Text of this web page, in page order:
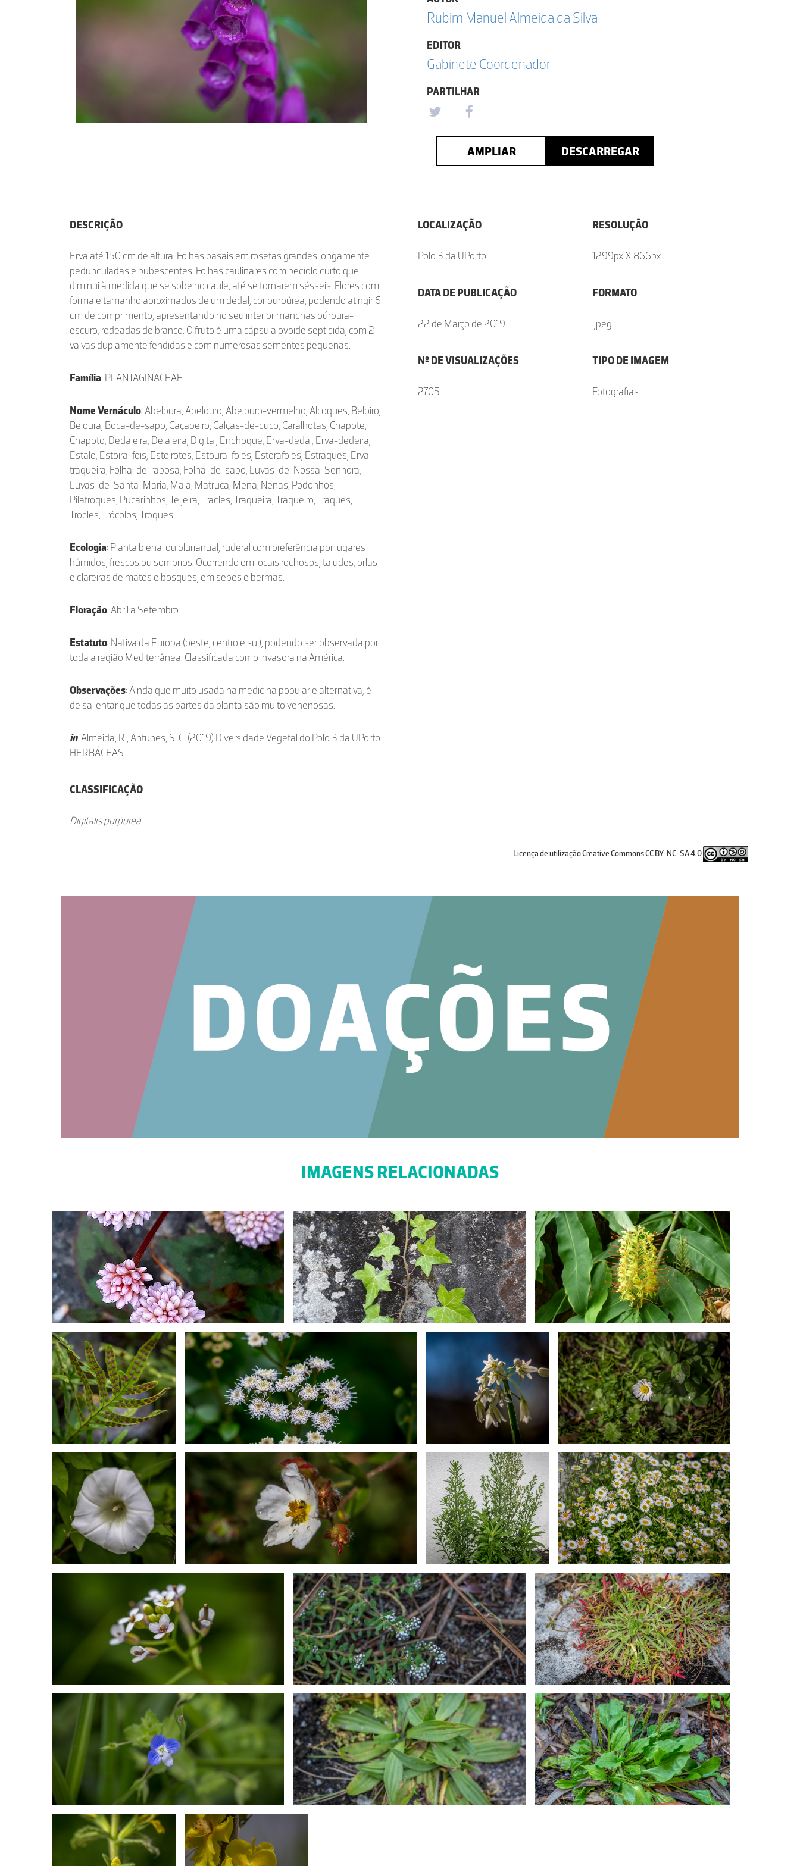
Rubim Manuel Almeida da Silva
EDITOR
Gabinete Coordenador
PARTILHAR
AMPLIAR DESCARREGAR
DESCRIÇÃO
Erva até 150 cm de altura. Folhas basais em rosetas grandes longamente
pedunculadas e pubescentes. Folhas caulinares com pecíolo curto que
diminui à medida que se sobe no caule, até se tornarem sésseis. Flores com
forma e tamanho aproximados de um dedal, cor purpúrea, podendo atingir 6
cm de comprimento, apresentando no seu interior manchas púrpura-
escuro, rodeadas de branco. O fruto é uma cápsula ovoide septicida, com 2
valvas duplamente fendidas e com numerosas sementes pequenas.
Família: PLANTAGINACEAE
Nome Vernáculo: Abeloura, Abelouro, Abelouro-vermelho, Alcoques, Beloiro,
Beloura, Boca-de-sapo, Caçapeiro, Calças-de-cuco, Caralhotas, Chapote,
Chapoto, Dedaleira, Delaleira, Digital, Enchoque, Erva-dedal, Erva-dedeira,
Estalo, Estoira-fois, Estoirotes, Estoura-foles, Estorafoles, Estraques, Erva-
traqueira, Folha-de-raposa, Folha-de-sapo, Luvas-de-Nossa-Senhora,
Luvas-de-Santa-Maria, Maia, Matruca, Mena, Nenas, Podonhos,
Pilatroques, Pucarinhos, Teijeira, Tracles, Traqueira, Traqueiro, Traques,
Trocles, Trócolos, Troques.
Ecologia: Planta bienal ou plurianual, ruderal com preferência por lugares
húmidos, frescos ou sombrios. Ocorrendo em locais rochosos, taludes, orlas
e clareiras de matos e bosques, em sebes e bermas.
Floração: Abril a Setembro.
Estatuto: Nativa da Europa (oeste, centro e sul), podendo ser observada por
toda a região Mediterrânea. Classificada como invasora na América.
Observações: Ainda que muito usada na medicina popular e alternativa, é
de salientar que todas as partes da planta são muito venenosas.
in: Almeida, R., Antunes, S. C. (2019) Diversidade Vegetal do Polo 3 da UPorto:
HERBÁCEAS
CLASSIFICAÇÃO
Digitalis purpurea
LOCALIZAÇÃO
Polo 3 da UPorto
DATA DE PUBLICAÇÃO
22 de Março de 2019
Nº DE VISUALIZAÇÕES
2705
RESOLUÇÃO
1299px X 866px
FORMATO
.jpeg
TIPO DE IMAGEM
Fotografias
Licença de utilização Creative Commons CC BY-NC-SA 4.0
IMAGENS RELACIONADAS